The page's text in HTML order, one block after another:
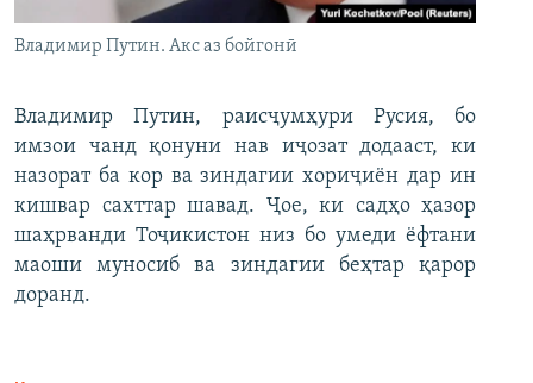
Владимир Путин. Акс аз бойгонӣ
Владимир Путин, раисҷумҳури Русия, бо
имзои чанд қонуни нав иҷозат додааст, ки
назорат ба кор ва зиндагии хориҷиён дар ин
кишвар сахттар шавад. Ҷое, ки садҳо ҳазор
шаҳрванди Тоҷикистон низ бо умеди ёфтани
маоши муносиб ва зиндагии беҳтар қарор
доранд.